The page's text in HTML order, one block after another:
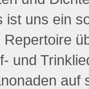
ist uns ein
Repertoire
und
auf